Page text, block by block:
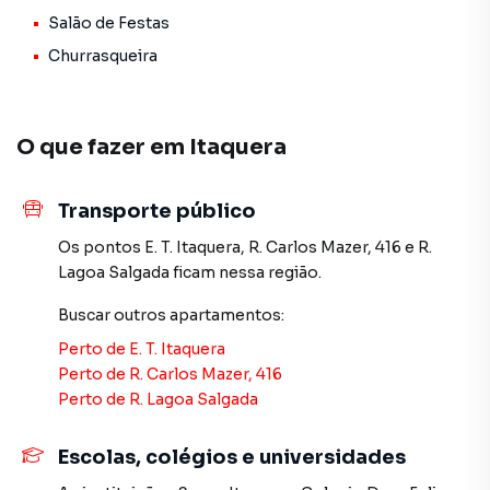
Unidades disponíveis, faça sua proposta:
-2 quartos — 42m² de R$204.500,00 até cobertura com
Características do empreendimento:
-Opções com terraço ou quintal privativo
-Área de serviço em todas as unidades
-Espaço gourmet na cobertura com churrasqueira coberta
-Área descoberta de 99,66m² ideal para lazer e convivência
Programas habitacionais:
Enquadra-se nos programas HIS 2 e HMP — com
FGTS.
Entrada negociável e possibilidade de propostas
Salão de Festas
Churrasqueira
O que fazer em Itaquera
Transporte público
Os pontos E. T. Itaquera, R. Carlos Mazer, 416 e R.
Lagoa Salgada ficam nessa região.
Buscar outros apartamentos:
Perto de E. T. Itaquera
Perto de R. Carlos Mazer, 416
Perto de R. Lagoa Salgada
Escolas, colégios e universidades